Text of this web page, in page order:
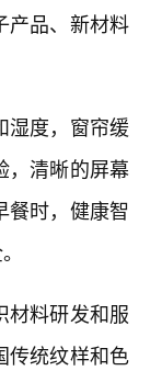
产品、新材料
湿度，窗帘缓
，清晰的屏幕
餐时，健康智
材料研发和服
传统纹样和色